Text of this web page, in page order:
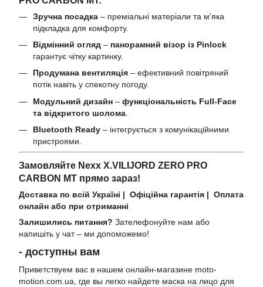
Зручна посадка – преміальні матеріали та м’яка
підкладка для комфорту.
Відмінний огляд – панорамний візор із Pinlock
гарантує чітку картинку.
Продумана вентиляція – ефективний повітряний
потік навіть у спекотну погоду.
Модульний дизайн – функціональність Full-Face
та відкритого шолома
Bluetooth Ready – інтегрується з комунікаційними
пристроями.
Замовляйте Nexx X.VILIJORD ZERO PRO
CARBON MT прямо зараз!
Доставка по всій Україні | Офіційна гарантія | Оплата
онлайн або при отриманні
Залишились питання? Зателефонуйте нам або
напишіть у чат – ми допоможемо!
- доступны вам
Приветствуем вас в нашем онлайн-магазине moto-
motion.com.ua, где вы легко найдете маска на лицо для